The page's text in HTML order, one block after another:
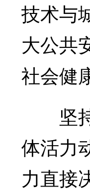
技术与
大公共
社会健
坚持
体活力
力直接